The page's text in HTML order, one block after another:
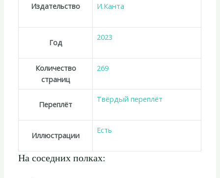
Издательство
И.Канта
Год
2023
Количество
страниц
269
Переплёт
Твёрдый переплёт
Иллюстрации
Есть
На соседних полках: